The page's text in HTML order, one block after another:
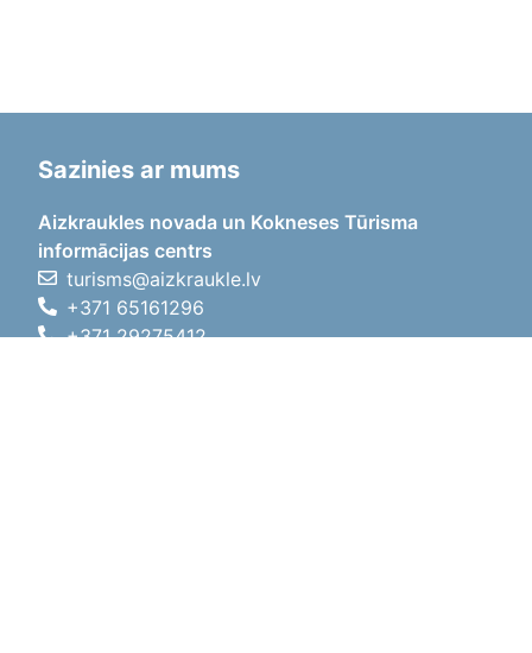
Sazinies ar mums
Aizkraukles novada un Kokneses Tūrisma
informācijas centrs
turisms@aizkraukle.lv
+371 65161296
+371 29275412